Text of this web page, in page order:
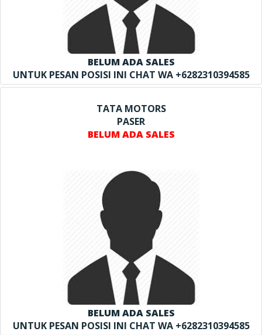
BELUM ADA SALES
UNTUK PESAN POSISI INI CHAT WA +6282310394585
TATA MOTORS
PASER
BELUM ADA SALES
BELUM ADA SALES
UNTUK PESAN POSISI INI CHAT WA +6282310394585